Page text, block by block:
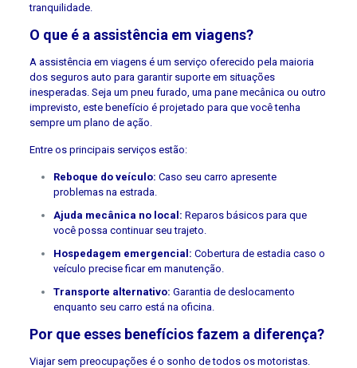
tranquilidade.
O que é a assistência em viagens?
A assistência em viagens é um serviço oferecido pela maioria
dos seguros auto para garantir suporte em situações
inesperadas. Seja um pneu furado, uma pane mecânica ou outro
imprevisto, este benefício é projetado para que você tenha
sempre um plano de ação.
Entre os principais serviços estão:
Reboque do veículo: Caso seu carro apresente
problemas na estrada.
Ajuda mecânica no local: Reparos básicos para que
você possa continuar seu trajeto.
Hospedagem emergencial: Cobertura de estadia caso o
veículo precise ficar em manutenção.
Transporte alternativo: Garantia de deslocamento
enquanto seu carro está na oficina.
Por que esses benefícios fazem a diferença?
Viajar sem preocupações é o sonho de todos os motoristas.